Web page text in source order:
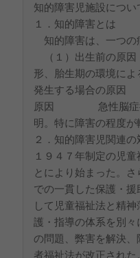
知的障害児施設につい
１．知的障害とは
知的障害は、一つの
（１）出生前の原
形、胎生期の環境に
発生する場合の原
原因 急性脳症後
明。特に障害の程度が
２．知的障害児関連の
１９４７年制定の児
とにより始まった。
での一貫した保護・
して児童福祉法と精
護・指導の体系を別
の問題、弊害を解決
者福祉法が改正された